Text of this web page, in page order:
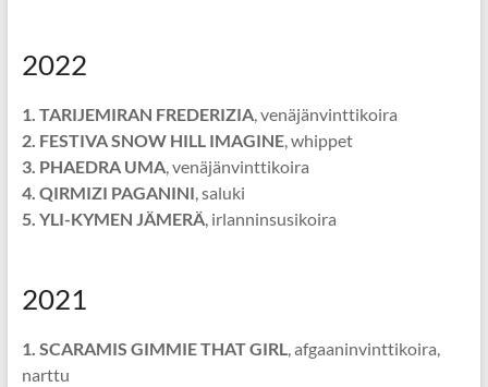
2022
1. TARIJEMIRAN FREDERIZIA, venäjänvinttikoira
2. FESTIVA SNOW HILL IMAGINE, whippet
3. PHAEDRA UMA, venäjänvinttikoira
4. QIRMIZI PAGANINI, saluki
5. YLI-KYMEN JÄMERÄ, irlanninsusikoira
2021
1. SCARAMIS GIMMIE THAT GIRL, afgaaninvinttikoira,
narttu